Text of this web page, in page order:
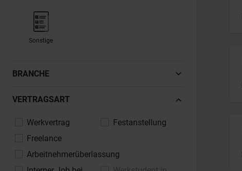
Sonstige
BRANCHE
Automotive, Fahrzeugindustrie
Versicherungen
Bau, Architektur, Immobilien
Chemie, Pharma, Life Sciences
VERTRAGSART
Werkvertrag
Festanstellung
Freelance
Arbeitnehmerüberlassung